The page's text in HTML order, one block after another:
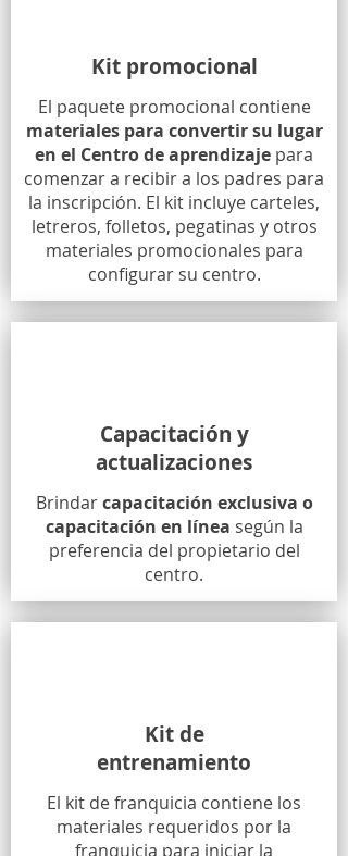
Kit promocional
El paquete promocional contiene
materiales para convertir su lugar
en el Centro de aprendizaje para
comenzar a recibir a los padres para
la inscripción. El kit incluye carteles,
letreros, folletos, pegatinas y otros
materiales promocionales para
configurar su centro.
Capacitación y
actualizaciones
Brindarcapacitación exclusiva o
capacitación en línea según la
preferencia del propietario del
centro.
Kit de
entrenamiento
El kit de franquicia contiene los
materiales requeridos por la
franquicia para iniciar la